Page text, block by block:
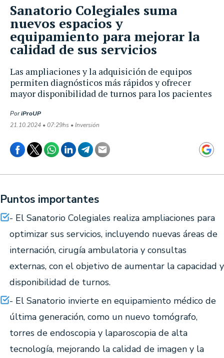
Las ampliaciones y la adquisición de equipos
permiten diagnósticos más rápidos y ofrecer
mayor disponibilidad de turnos para los pacientes
PoriProUP
21.10.2024 • 07:29hs • Inversión
Sanatorio Colegiales suma
nuevos espacios y
equipamiento para mejorar la
calidad de sus servicios
Puntos importantes
- El Sanatorio Colegiales realiza ampliaciones para
optimizar sus servicios, incluyendo nuevas áreas de
internación, cirugía ambulatoria y consultas
externas, con el objetivo de aumentar la capacidad y
disponibilidad de turnos.
- El Sanatorio invierte en equipamiento médico de
última generación, como un nuevo tomógrafo,
torres de endoscopia y laparoscopia de alta
tecnología, mejorando la calidad de imagen y la